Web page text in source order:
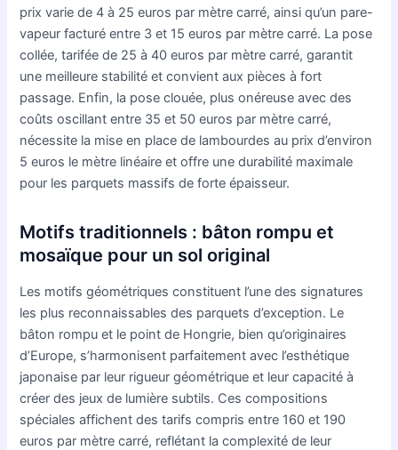
prix varie de 4 à 25 euros par mètre carré, ainsi qu’un pare-
vapeur facturé entre 3 et 15 euros par mètre carré. La pose
collée, tarifée de 25 à 40 euros par mètre carré, garantit
une meilleure stabilité et convient aux pièces à fort
passage. Enfin, la pose clouée, plus onéreuse avec des
coûts oscillant entre 35 et 50 euros par mètre carré,
nécessite la mise en place de lambourdes au prix d’environ
5 euros le mètre linéaire et offre une durabilité maximale
pour les parquets massifs de forte épaisseur.
Motifs traditionnels : bâton rompu et
mosaïque pour un sol original
Les motifs géométriques constituent l’une des signatures
les plus reconnaissables des parquets d’exception. Le
bâton rompu et le point de Hongrie, bien qu’originaires
d’Europe, s’harmonisent parfaitement avec l’esthétique
japonaise par leur rigueur géométrique et leur capacité à
créer des jeux de lumière subtils. Ces compositions
spéciales affichent des tarifs compris entre 160 et 190
euros par mètre carré, reflétant la complexité de leur